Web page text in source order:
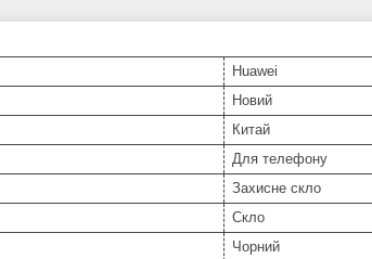
Huawei
Новий
Китай
Для телефону
Захисне скло
Скло
Чорний